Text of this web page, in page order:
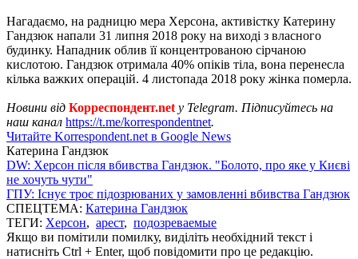
Нагадаємо, на радницю мера Херсона, активістку Катерину
Гандзюк напали 31 липня 2018 року на виході з власного
будинку. Нападник облив її концентрованою сірчаною
кислотою. Гандзюк отримала 40% опіків тіла, вона перенесла
кілька важких операцій. 4 листопада 2018 року жінка померла.
Новини від Корреспондент.net у Telegram. Підписуйтесь на
наш канал https://t.me/korrespondentnet.
Читайте Korrespondent.net в Google News
Катерина Гандзюк
DW: Херсон після вбивства Гандзюк. "Болото, про яке у Києві
не хочуть чути"
ГПУ: Існує троє підозрюваних у замовленні вбивства Гандзюк
СПЕЦТЕМА: Катерина Гандзюк
ТЕГИ: Херсон, арест, подозреваемые
Якщо ви помітили помилку, виділіть необхідний текст і
натисніть Ctrl + Enter, щоб повідомити про це редакцію.